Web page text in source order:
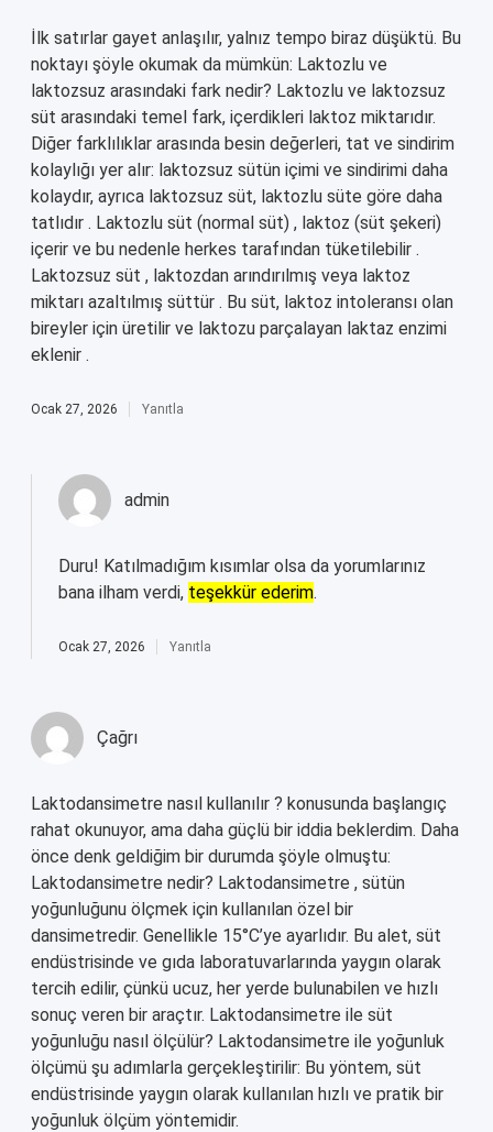
İlk satırlar gayet anlaşılır, yalnız tempo biraz düşüktü. Bu
noktayı şöyle okumak da mümkün: Laktozlu ve
laktozsuz arasındaki fark nedir? Laktozlu ve laktozsuz
süt arasındaki temel fark, içerdikleri laktoz miktarıdır.
Diğer farklılıklar arasında besin değerleri, tat ve sindirim
kolaylığı yer alır: laktozsuz sütün içimi ve sindirimi daha
kolaydır, ayrıca laktozsuz süt, laktozlu süte göre daha
tatlıdır . Laktozlu süt (normal süt) , laktoz (süt şekeri)
içerir ve bu nedenle herkes tarafından tüketilebilir .
Laktozsuz süt , laktozdan arındırılmış veya laktoz
miktarı azaltılmış süttür . Bu süt, laktoz intoleransı olan
bireyler için üretilir ve laktozu parçalayan laktaz enzimi
eklenir .
Ocak 27, 2026 Yanıtla
admin
Duru! Katılmadığım kısımlar olsa da yorumlarınız
bana ilham verdi, teşekkür ederim.
Ocak 27, 2026 Yanıtla
Çağrı
Laktodansimetre nasıl kullanılır ? konusunda başlangıç
rahat okunuyor, ama daha güçlü bir iddia beklerdim. Daha
önce denk geldiğim bir durumda şöyle olmuştu:
Laktodansimetre nedir? Laktodansimetre , sütün
yoğunluğunu ölçmek için kullanılan özel bir
dansimetredir. Genellikle 15°C’ye ayarlıdır. Bu alet, süt
endüstrisinde ve gıda laboratuvarlarında yaygın olarak
tercih edilir, çünkü ucuz, her yerde bulunabilen ve hızlı
sonuç veren bir araçtır. Laktodansimetre ile süt
yoğunluğu nasıl ölçülür? Laktodansimetre ile yoğunluk
ölçümü şu adımlarla gerçekleştirilir: Bu yöntem, süt
endüstrisinde yaygın olarak kullanılan hızlı ve pratik bir
yoğunluk ölçüm yöntemidir.